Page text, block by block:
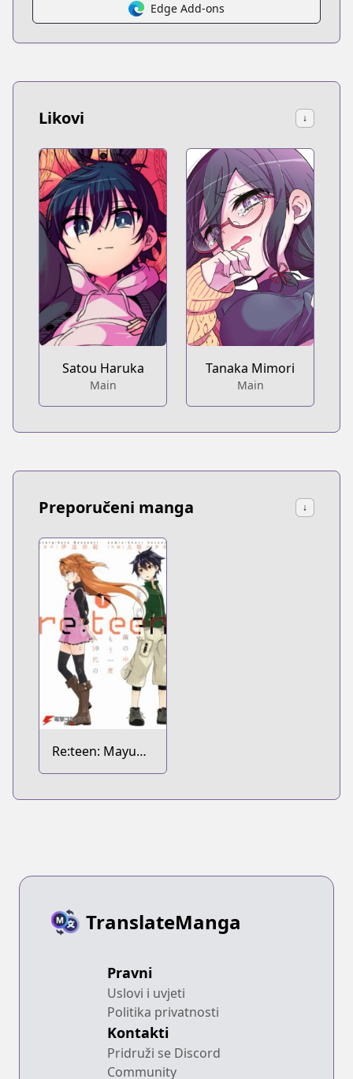
Edge Add-ons
Likovi ↓
Satou Haruka
Main
Tanaka Mimori
Main
Preporučeni manga ↓
Re:teen: Mayu
no Naka de Mou
TranslateManga
Pravni
Uslovi i uvjeti
Politika privatnosti
Kontakti
Pridruži se Discord
Community